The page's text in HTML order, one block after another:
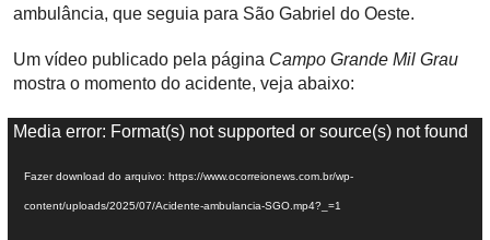
ambulância, que seguia para São Gabriel do Oeste.
Um vídeo publicado pela página Campo Grande Mil Grau
mostra o momento do acidente, veja abaixo:
TMedia error: Format(s) not supported or source(s) not found
Fazer download do arquivo: https://www.ocorreionews.com.br/wp-
content/uploads/2025/07/Acidente-ambulancia-SGO.mp4?_=1